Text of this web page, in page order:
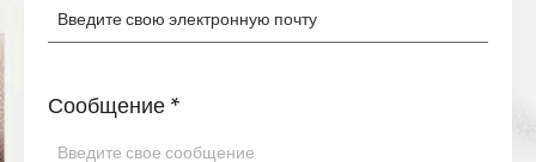
Сообщение *